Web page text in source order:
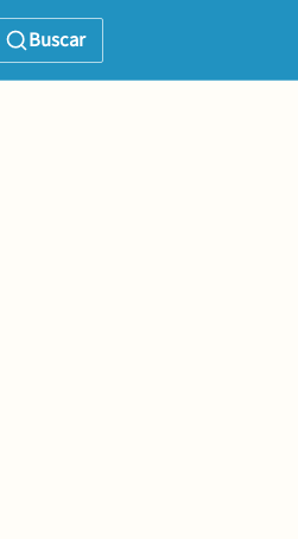
Buscar